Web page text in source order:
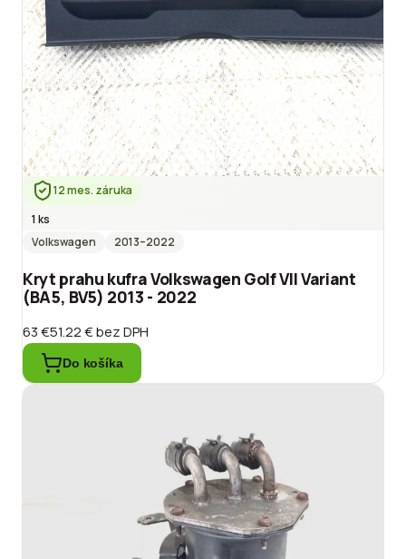
12 mes. záruka
1 ks
Volkswagen
2013–2022
Kryt prahu kufra Volkswagen Golf VII Variant
(BA5, BV5) 2013 - 2022
63 €51.22 €bez DPH
Do košíka